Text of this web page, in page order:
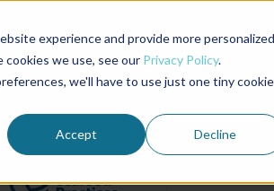
experience and provide more personalized
we use, see our Privacy Policy.
we'll have to use just one tiny cookie
Accept Decline
Advocate Magazine Aquademia Podcast
MEMBERSHIP